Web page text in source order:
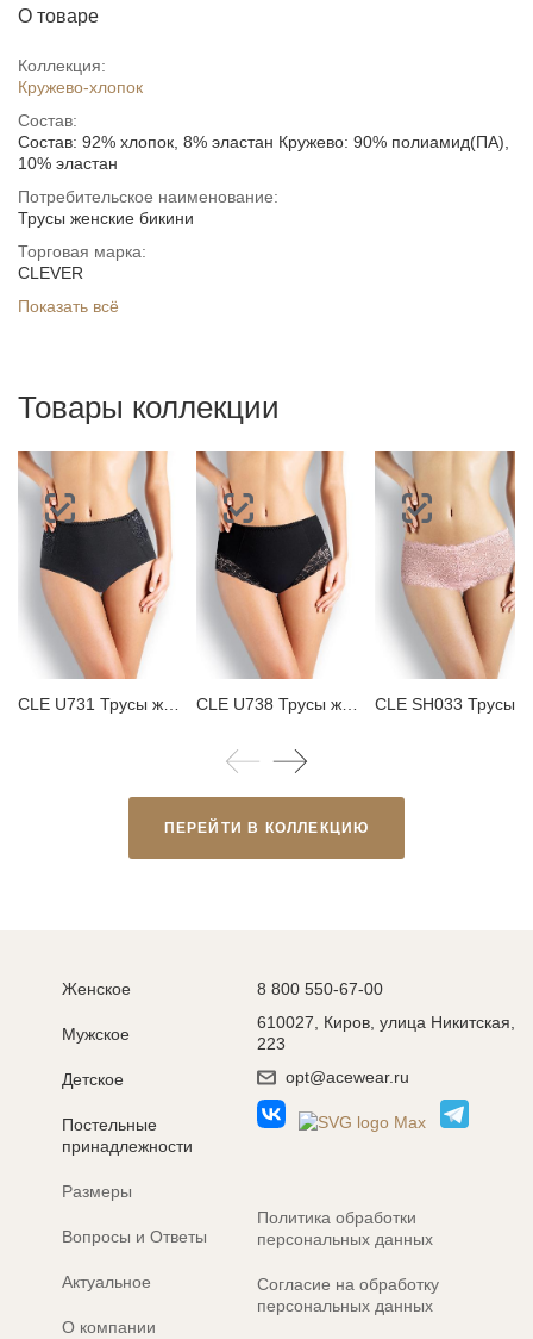
О товаре
Коллекция:
Кружево-хлопок
Состав:
Состав: 92% хлопок, 8% эластан Кружево: 90% полиамид(ПА),
10% эластан
Потребительское наименование:
Трусы женские бикини
Торговая марка:
CLEVER
Показать всё
Товары коллекции
ПЕРЕЙТИ В КОЛЛЕКЦИЮ
Женское
Мужское
Детское
Постельные
принадлежности
Размеры
Вопросы и Ответы
Актуальное
О компании
8 800 550-67-00
610027, Киров, улица Никитская,
223
opt@acewear.ru
Политика обработки
персональных данных
Согласие на обработку
персональных данных